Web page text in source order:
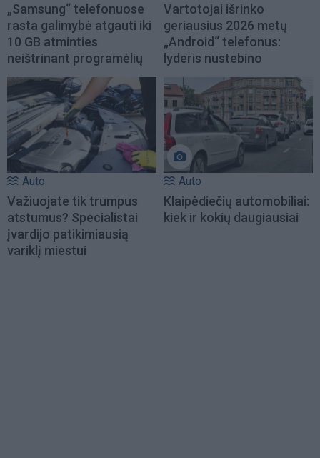
„Samsung“ telefonuose
rasta galimybė atgauti iki
10 GB atminties
neištrinant programėlių
Vartotojai išrinko
geriausius 2026 metų
„Android“ telefonus:
lyderis nustebino
Auto
Važiuojate tik trumpus
atstumus? Specialistai
įvardijo patikimiausią
variklį miestui
Auto
Klaipėdiečių automobiliai:
kiek ir kokių daugiausiai